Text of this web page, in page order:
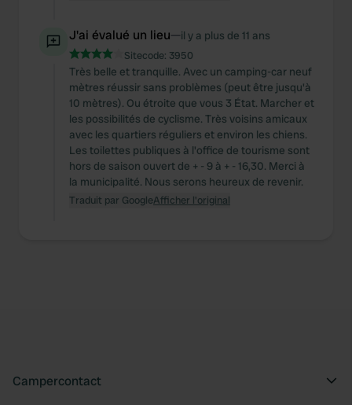
J'ai évalué un lieu—il y a plus de 11 ans
Sitecode: 3950
Très belle et tranquille. Avec un camping-car neuf
mètres réussir sans problèmes (peut être jusqu'à
10 mètres). Ou étroite que vous 3 État. Marcher et
les possibilités de cyclisme. Très voisins amicaux
avec les quartiers réguliers et environ les chiens.
Les toilettes publiques à l'office de tourisme sont
hors de saison ouvert de + - 9 à + - 16,30. Merci à
la municipalité. Nous serons heureux de revenir.
Traduit par GoogleAfficher l'original
Campercontact